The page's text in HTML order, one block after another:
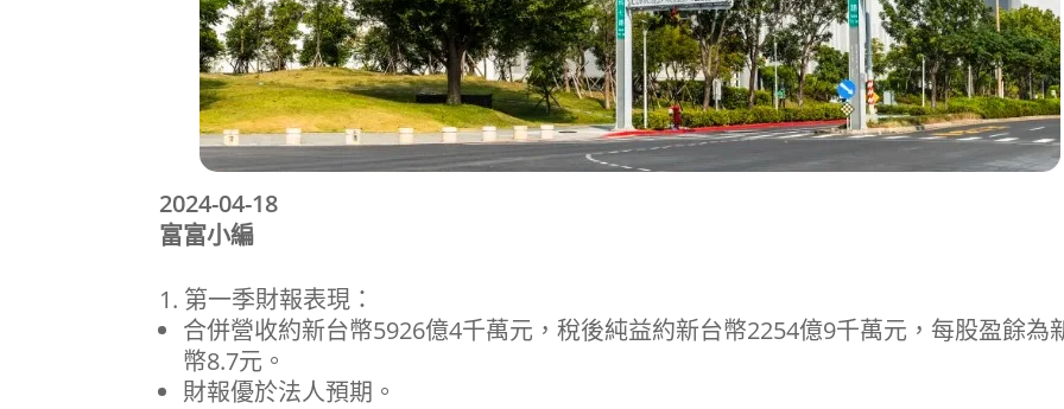
2024-04-18
富富小編
第一季財報表現：
合併營收約新台幣5926億4千萬元，稅後純益約新台幣2254億9千萬元，每股盈餘為
幣8.7元。
財報優於法人預期。